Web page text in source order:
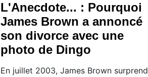
L'Anecdote... : Pourquoi
James Brown a annoncé
son divorce avec une
photo de Dingo
En juillet 2003, James Brown surprend